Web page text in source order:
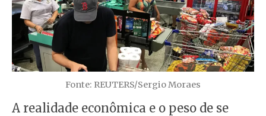
Fonte: REUTERS/Sergio Moraes
A realidade econômica e o peso de se